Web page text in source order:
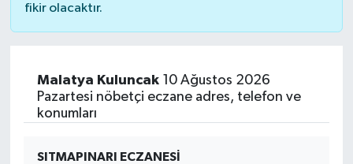
fikir olacaktır.
Malatya Kuluncak10 Ağustos 2026
Pazartesi nöbetçi eczane adres, telefon ve
konumları
SITMAPINARI ECZANESİ